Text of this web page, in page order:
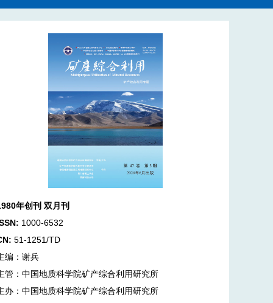
年创刊 双月刊
1000-6532
51-1251/TD
编：谢兵
管：中国地质科学院矿产综合利用研究所
办：中国地质科学院矿产综合利用研究所